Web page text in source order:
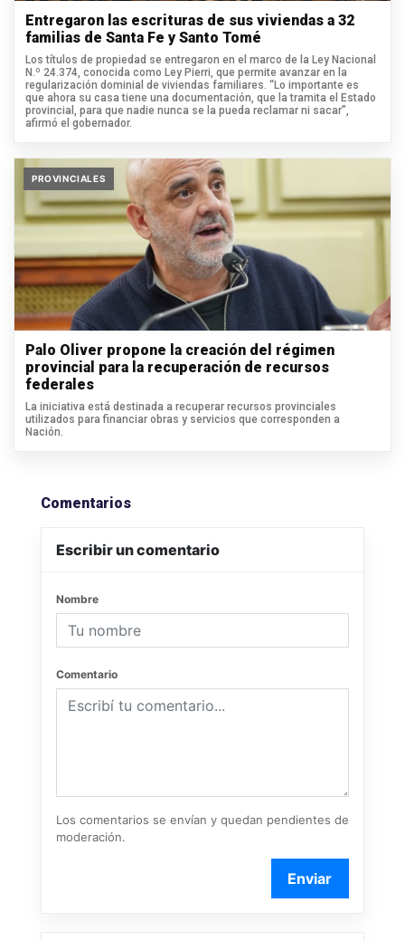
Entregaron las escrituras de sus viviendas a 32
familias de Santa Fe y Santo Tomé
Los títulos de propiedad se entregaron en el marco de la Ley Nacional
N.º 24.374, conocida como Ley Pierri, que permite avanzar en la
regularización dominial de viviendas familiares. “Lo importante es
que ahora su casa tiene una documentación, que la tramita el Estado
provincial, para que nadie nunca se la pueda reclamar ni sacar”,
afirmó el gobernador.
PROVINCIALES
Palo Oliver propone la creación del régimen
provincial para la recuperación de recursos
federales
La iniciativa está destinada a recuperar recursos provinciales
utilizados para financiar obras y servicios que corresponden a
Nación.
Comentarios
Escribir un comentario
Nombre
Comentario
Los comentarios se envían y quedan pendientes de
moderación.
Enviar